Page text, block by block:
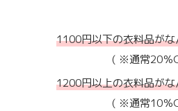
1100円以下の衣料品がな
( ※通常20％
1200円以上の衣料品がな
( ※通常10％